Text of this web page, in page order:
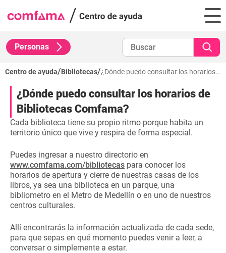
Personas
Centro de ayuda/Bibliotecas/ ¿Dónde puedo consultar los horarios de Bibliotecas Comfama?
¿Dónde puedo consultar los horarios de
Bibliotecas Comfama?
Cada biblioteca tiene su propio ritmo porque habita un
territorio único que vive y respira de forma especial.
Puedes ingresar a nuestro directorio en
www.comfama.com/bibliotecas para conocer los
horarios de apertura y cierre de nuestras casas de los
libros, ya sea una biblioteca en un parque, una
bibliometro en el Metro de Medellín o en uno de nuestros
centros culturales.
Allí encontrarás la información actualizada de cada sede,
para que sepas en qué momento puedes venir a leer, a
conversar o simplemente a estar.